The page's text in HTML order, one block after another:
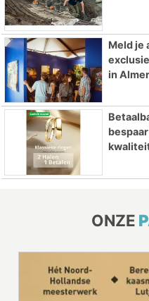
Meld je
in
ONZE